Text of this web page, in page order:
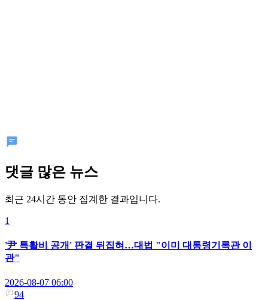
댓글 많은 뉴스
최근 24시간 동안 집계한 결과입니다.
1
'尹 특활비 공개' 판결 뒤집혀…대법 "이미 대통령기록관 이
관"
2026-08-07 06:00
94